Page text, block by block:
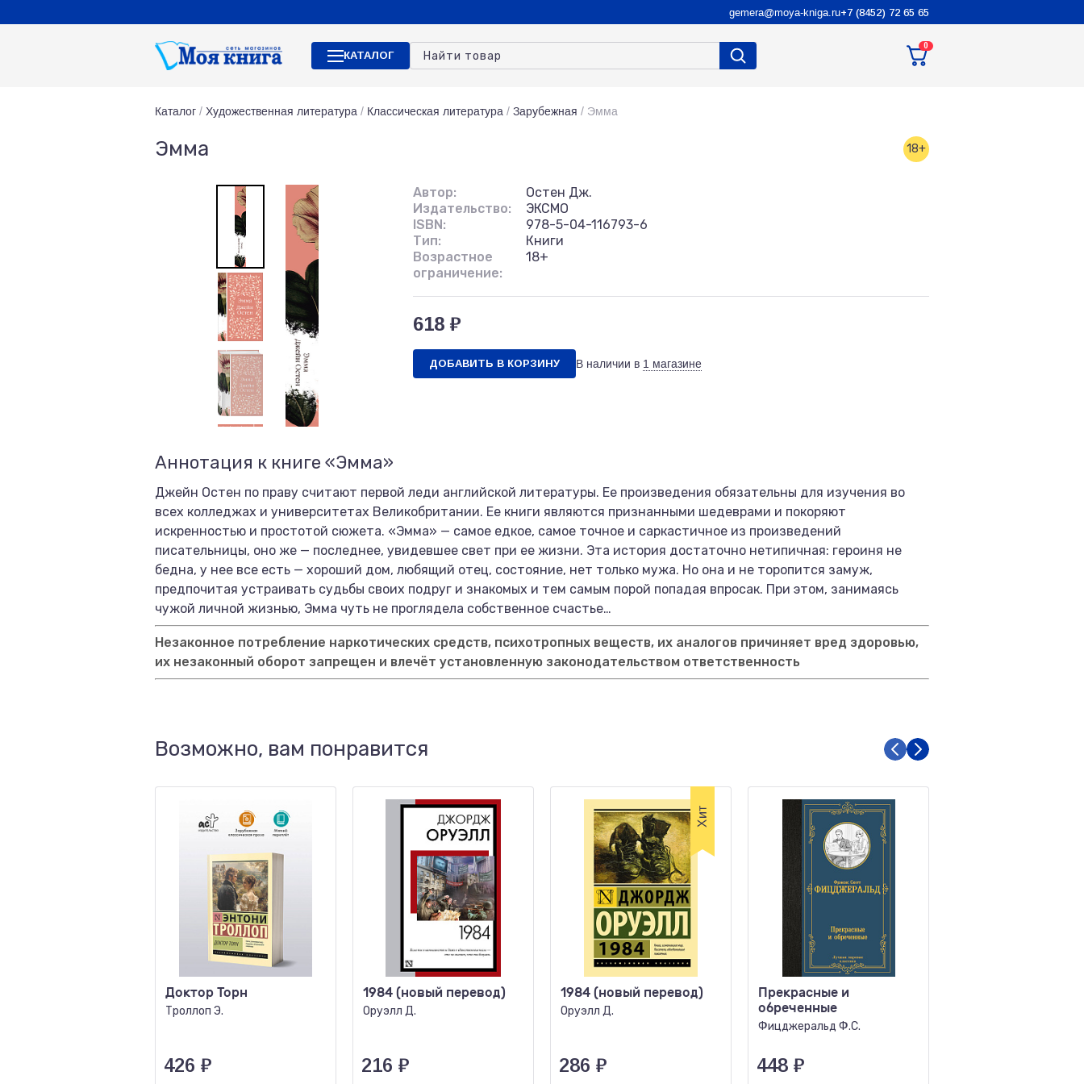
gemera@moya-kniga.ru+7 (8452) 72 65 65
КАТАЛОГ
0
Каталог / Художественная литература / Классическая литература / Зарубежная / Эмма
Эмма 18+
Автор:
Остен Дж.
Издательство:
ЭКСМО
ISBN:
978-5-04-116793-6
Тип:
Книги
Возрастное
ограничение:
18+
618 ₽
ДОБАВИТЬ В КОРЗИНУ В наличии в 1 магазине
Аннотация к книге «Эмма»
Джейн Остен по праву считают первой леди английской литературы. Ее произведения обязательны для изучения во
всех колледжах и университетах Великобритании. Ее книги являются признанными шедеврами и покоряют
искренностью и простотой сюжета. «Эмма» — самое едкое, самое точное и саркастичное из произведений
писательницы, оно же — последнее, увидевшее свет при ее жизни. Эта история достаточно нетипичная: героиня не
бедна, у нее все есть — хороший дом, любящий отец, состояние, нет только мужа. Но она и не торопится замуж,
предпочитая устраивать судьбы своих подруг и знакомых и тем самым порой попадая впросак. При этом, занимаясь
чужой личной жизнью, Эмма чуть не проглядела собственное счастье…
Незаконное потребление наркотических средств, психотропных веществ, их аналогов причиняет вред здоровью,
их незаконный оборот запрещен и влечёт установленную законодательством ответственность
Возможно, вам понравится
Доктор Торн
Троллоп Э.
426 ₽
1984 (новый перевод)
Оруэлл Д.
216 ₽
1984 (новый перевод)
Оруэлл Д.
286 ₽
Прекрасные и
обреченные
Фицджеральд Ф.С.
448 ₽